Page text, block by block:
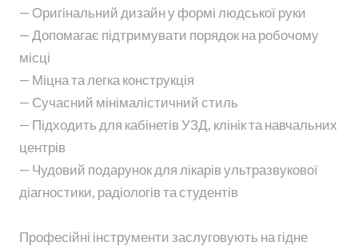
— Оригінальний дизайн у формі людської руки
— Допомагає підтримувати порядок на робочому
місці
— Міцна та легка конструкція
— Сучасний мінімалістичний стиль
— Підходить для кабінетів УЗД, клінік та навчальних
центрів
— Чудовий подарунок для лікарів ультразвукової
діагностики, радіологів та студентів
Професійні інструменти заслуговують на гідне